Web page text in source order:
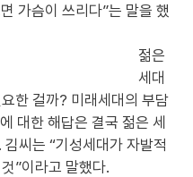
가슴이 쓰리다”는 말을 했
젊은
세대
한 걸까? 미래세대의 부담
대한 해답은 결국 젊은 세
씨는 “기성세대가 자발적
”이라고 말했다.